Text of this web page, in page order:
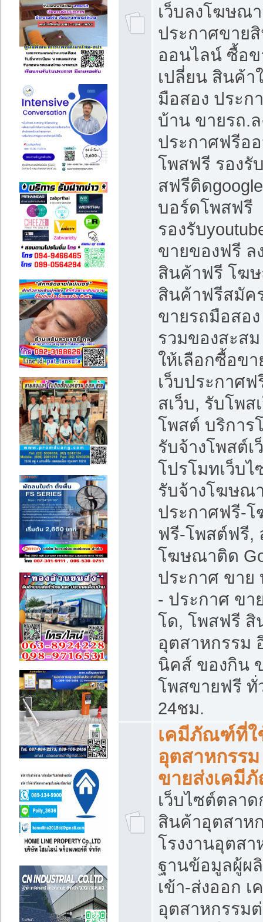
เว็บลงโฆษณ
ประกาศขาย
ออนไลน์ ซื้อ
เปลี่ยน สินค้า
มือสอง ประก
บ้าน ขายรถ.ล
ประกาศฟรีอ
โพสฟรี รองรั
สฟรีติด
บอร์ดโพสฟรี
รองรับ
ขายของฟรี
สินค้าฟรี โฆ
สินค้าฟรีสมัค
ขายรถมือสอ
รวมของสะส
ให้เลือกซื้อขา
เว็บประกาศฟ
สเว็บ, รับโพส
โพสต์ บริการ
รับจ้างโพสต์เ
โปรโมทเว็บไ
รับจ้างโฆษณ
ประกาศฟรี-
ฟรี-โพสต์ฟรี,
โฆษณาติด
ประกาศ ขาย
- ประกาศ ขา
โด, โพสฟรี สิ
อุตสาหกรรม
นิคส์ ของกิน
โพสขายฟรี ทั่
24ชม.
เคมีภัณฑ์ที่ใ
อุตสาหกรรม
ขายส่งเคมี
เว็บไซต์ตลาด
สินค้าอุตสาห
โรงงานอุตสา
ฐานข้อมูลผู้ผ
เข้า-ส่งออก เ
อุตสาหกรรม